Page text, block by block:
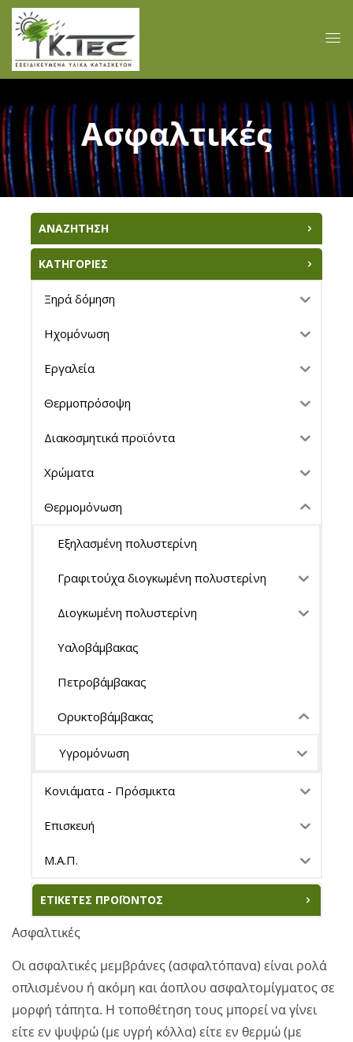
Ασφαλτικές
ΑΝΑΖΗΤΗΣΗ
ΚΑΤΗΓΟΡΙΕΣ
Ξηρά δόμηση
Ηχομόνωση
Εργαλεία
Θερμοπρόσοψη
Διακοσμητικά προϊόντα
Χρώματα
Θερμομόνωση
Εξηλασμένη πολυστερίνη
Γραφιτούχα διογκωμένη πολυστερίνη
Διογκωμένη πολυστερίνη
Υαλοβάμβακας
Πετροβάμβακας
Ορυκτοβάμβακας
Υγρομόνωση
Κονιάματα - Πρόσμικτα
Επισκευή
Μ.Α.Π.
ΕΤΙΚΈΤΕΣ ΠΡΟΪΌΝΤΟΣ
Ασφαλτικές
Οι ασφαλτικές μεμβράνες (ασφαλτόπανα) είναι ρολά
οπλισμένου ή ακόμη και άοπλου ασφαλτομίγματος σε
μορφή τάπητα. Η τοποθέτηση τους μπορεί να γίνει
είτε εν ψυψρώ (με υγρή κόλλα) είτε εν θερμώ (με